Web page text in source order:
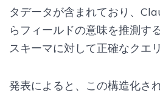
タデータが含まれており、
らフィールドの意味を推測す
スキーマに対して正確なクエ
発表によると、この構造化さ